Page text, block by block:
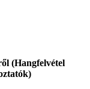
(Hangfelvétel